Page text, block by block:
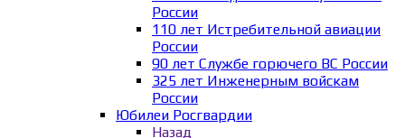
России
110 лет Истребительной авиации
России
90 лет Службе горючего ВС России
325 лет Инженерным войскам
России
Юбилеи Росгвардии
Назад